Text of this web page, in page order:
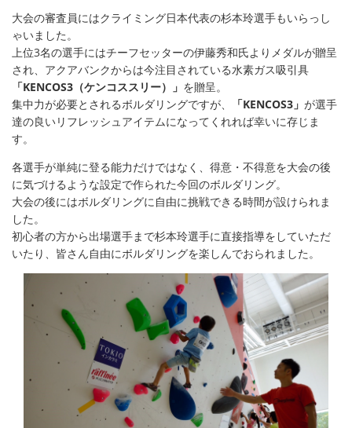
大会の審査員にはクライミング日本代表の杉本玲選手もいらっし
ゃいました。
上位3名の選手にはチーフセッターの伊藤秀和氏よりメダルが贈呈
され、アクアバンクからは今注目されている水素ガス吸引具
「KENCOS3（ケンコススリー）」 を贈呈。
集中力が必要とされるボルダリングですが、
「KENCOS3」 が選手
達の良いリフレッシュアイテムになってくれれば幸いに存じま
す。
各選手が単純に登る能力だけではなく、得意・不得意を大会の後
に気づけるような設定で作られた今回のボルダリング。
大会の後にはボルダリングに自由に挑戦できる時間が設けられま
した。
初心者の方から出場選手まで杉本玲選手に直接指導をしていただ
いたり、皆さん自由にボルダリングを楽しんでおられました。